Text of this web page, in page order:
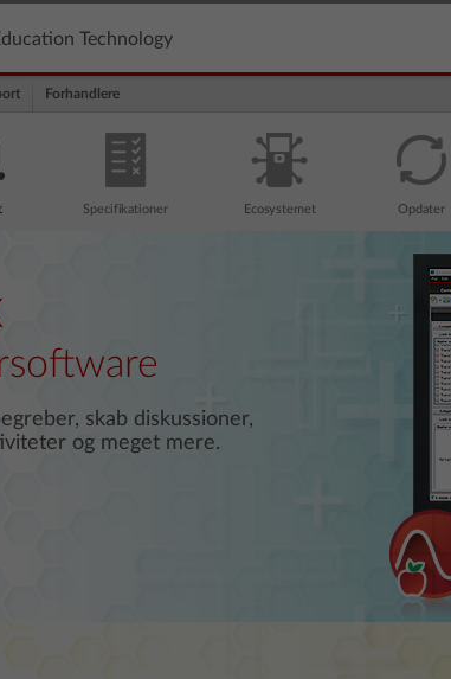
Technology
Forhandlere
Specifikationer Ecosystemet Opdater
skab diskussioner,
og meget mere.